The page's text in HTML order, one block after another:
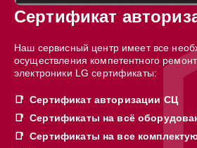
Сертификат
Наш сервисный центр имеет все
осуществления компетентного
электроники LG сертификаты:
Сертификат авторизации СЦ
Сертификаты на всё
Сертификаты на все